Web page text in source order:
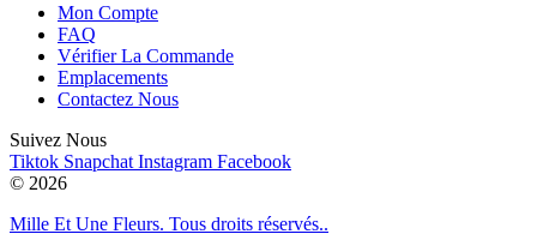
Mon Compte
FAQ
Vérifier La Commande
Emplacements
Contactez Nous
Suivez Nous
Tiktok Snapchat Instagram Facebook
© 2026
Mille Et Une Fleurs. Tous droits réservés..